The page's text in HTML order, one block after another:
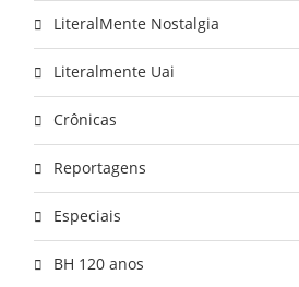
LiteralMente Nostalgia
Literalmente Uai
Crônicas
Reportagens
Especiais
BH 120 anos